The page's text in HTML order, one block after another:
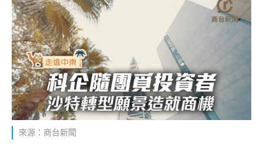
來源：商台新聞